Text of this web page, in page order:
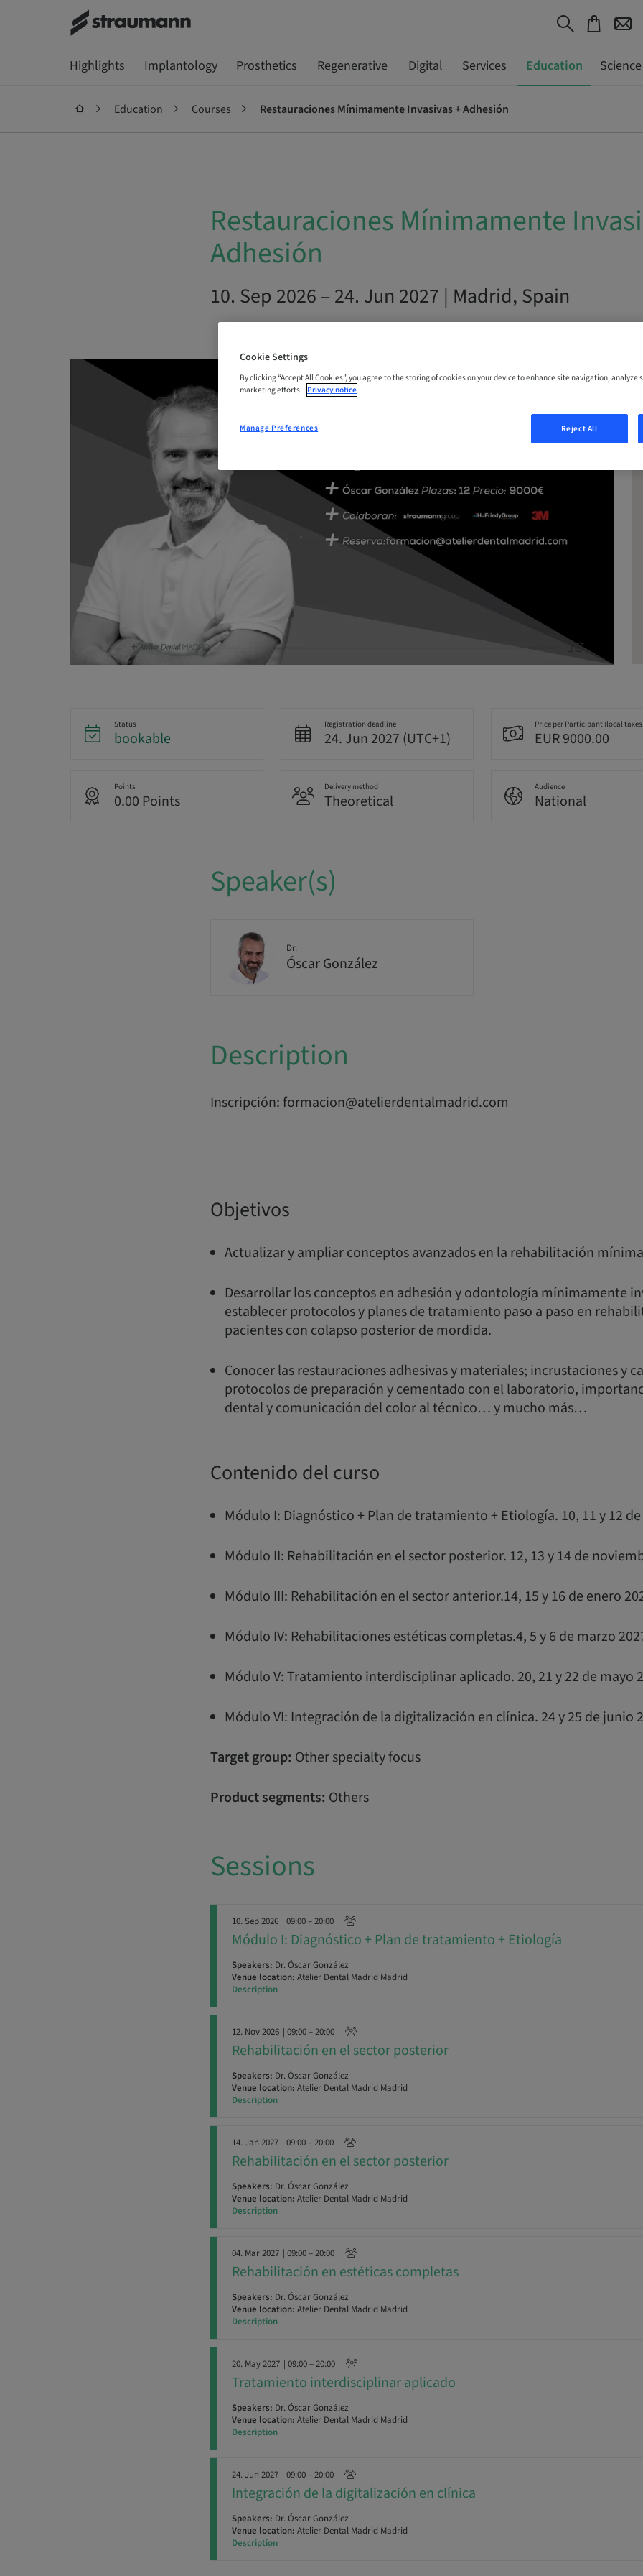
Highlights Implantology Prosthetics Regenerative Digital Services Education Science
Education Courses Restauraciones Mínimamente Invasivas + Adhesión
Restauraciones Mínimamente
Adhesión
10. Sep 2026 – 24. Jun 2027 | Madrid, Spain
Status
bookable
Registration deadline
24. Jun 2027 (UTC+1)
Price per Participant (local
EUR 9000.00
Points
0.00 Points
Delivery method
Theoretical
Audience
National
Speaker(s)
Dr.
Óscar González
Description
Inscripción: formacion@atelierdentalmadrid.com
Objetivos
Actualizar y ampliar conceptos avanzados en la rehabilitación
Desarrollar los conceptos en adhesión y odontología mínimamente
establecer protocolos y planes de tratamiento paso a paso en
pacientes con colapso posterior de mordida.
Conocer las restauraciones adhesivas y materiales; incrustaciones y
protocolos de preparación y cementado con el laboratorio,
dental y comunicación del color al técnico… y mucho más…
Contenido del curso
Módulo I: Diagnóstico + Plan de tratamiento + Etiología. 10, 11 y 12
Módulo II: Rehabilitación en el sector posterior. 12, 13 y 14 de
Módulo III: Rehabilitación en el sector anterior.14, 15 y 16 de enero
Módulo IV: Rehabilitaciones estéticas completas.4, 5 y 6 de marzo
Módulo V: Tratamiento interdisciplinar aplicado. 20, 21 y 22 de mayo
Módulo VI: Integración de la digitalización en clínica. 24 y 25 de junio
Target group: Other specialty focus
Product segments: Others
Sessions
10. Sep 2026 | 09:00 – 20:00
Módulo I: Diagnóstico + Plan de tratamiento + Etiología
Speakers: Dr. Óscar González
Venue location: Atelier Dental Madrid Madrid
Description
12. Nov 2026 | 09:00 – 20:00
Rehabilitación en el sector posterior
Speakers: Dr. Óscar González
Venue location: Atelier Dental Madrid Madrid
Description
14. Jan 2027 | 09:00 – 20:00
Rehabilitación en el sector posterior
Speakers: Dr. Óscar González
Venue location: Atelier Dental Madrid Madrid
Description
04. Mar 2027 | 09:00 – 20:00
Rehabilitación en estéticas completas
Speakers: Dr. Óscar González
Venue location: Atelier Dental Madrid Madrid
Description
20. May 2027 | 09:00 – 20:00
Tratamiento interdisciplinar aplicado
Speakers: Dr. Óscar González
Venue location: Atelier Dental Madrid Madrid
Description
24. Jun 2027 | 09:00 – 20:00
Integración de la digitalización en clínica
Speakers: Dr. Óscar González
Venue location: Atelier Dental Madrid Madrid
Description
Cookie Settings
By clicking “Accept All Cookies”, you agree to the storing of cookies on your device to enhance site navigation, analyze
marketing efforts. Privacy notice
Reject All
Manage Preferences